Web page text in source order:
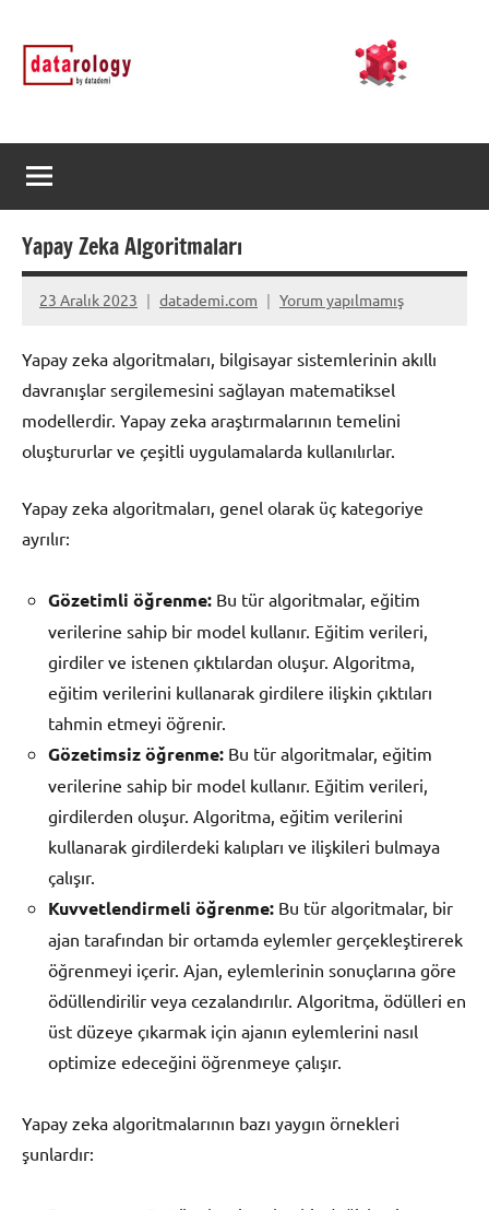
geçDATArology
by
rology
Yapay Zeka Algoritmaları
23 Aralık 2023 datademi.com Yorum yapılmamış
Yapay zeka algoritmaları, bilgisayar sistemlerinin akıllı
davranışlar sergilemesini sağlayan matematiksel
modellerdir. Yapay zeka araştırmalarının temelini
oluştururlar ve çeşitli uygulamalarda kullanılırlar.
Yapay zeka algoritmaları, genel olarak üç kategoriye
ayrılır:
Gözetimli öğrenme: Bu tür algoritmalar, eğitim
verilerine sahip bir model kullanır. Eğitim verileri,
girdiler ve istenen çıktılardan oluşur. Algoritma,
eğitim verilerini kullanarak girdilere ilişkin çıktıları
tahmin etmeyi öğrenir.
Gözetimsiz öğrenme: Bu tür algoritmalar, eğitim
verilerine sahip bir model kullanır. Eğitim verileri,
girdilerden oluşur. Algoritma, eğitim verilerini
kullanarak girdilerdeki kalıpları ve ilişkileri bulmaya
çalışır.
Kuvvetlendirmeli öğrenme: Bu tür algoritmalar, bir
ajan tarafından bir ortamda eylemler gerçekleştirerek
öğrenmeyi içerir. Ajan, eylemlerinin sonuçlarına göre
ödüllendirilir veya cezalandırılır. Algoritma, ödülleri en
üst düzeye çıkarmak için ajanın eylemlerini nasıl
optimize edeceğini öğrenmeye çalışır.
Yapay zeka algoritmalarının bazı yaygın örnekleri
şunlardır: